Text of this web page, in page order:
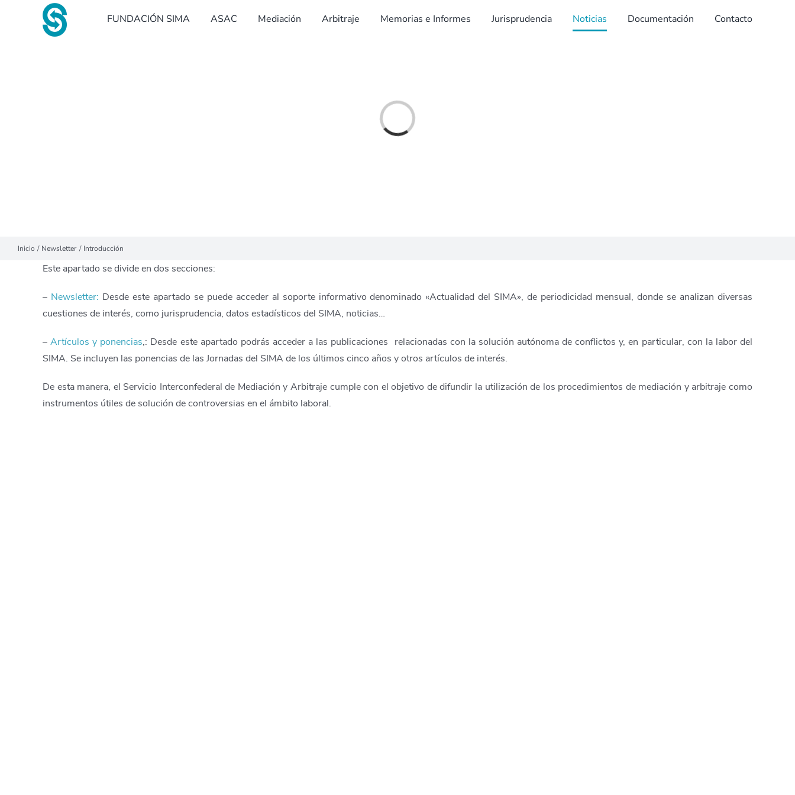
FUNDACIÓN SIMA ASAC Mediación Arbitraje Memorias e Informes Jurisprudencia Noticias Documentación Contacto
Cargando...
Inicio Newsletter Introducción
Este apartado se divide en dos secciones:
– Newsletter: Desde este apartado se puede acceder al soporte informativo denominado «Actualidad del SIMA», de periodicidad mensual, donde se analizan diversas
cuestiones de interés, como jurisprudencia, datos estadísticos del SIMA, noticias…
–Artículos y ponencias,: Desde este apartado podrás acceder a las publicaciones relacionadas con la solución autónoma de conflictos y, en particular, con la labor del
SIMA. Se incluyen las ponencias de las Jornadas del SIMA de los últimos cinco años y otros artículos de interés.
De esta manera, el Servicio Interconfederal de Mediación y Arbitraje cumple con el objetivo de difundir la utilización de los procedimientos de mediación y arbitraje como
instrumentos útiles de solución de controversias en el ámbito laboral.